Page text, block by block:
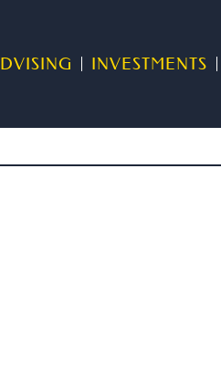
INVESTMENTS